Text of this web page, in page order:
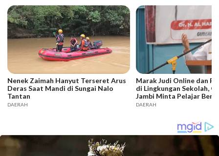
Nenek Zaimah Hanyut Terseret Arus
Deras Saat Mandi di Sungai Nalo
Tantan
DAERAH
Marak Judi Online dan
di Lingkungan Sekolah,
Jambi Minta Pelajar
DAERAH